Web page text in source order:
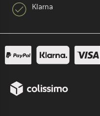
Klarna